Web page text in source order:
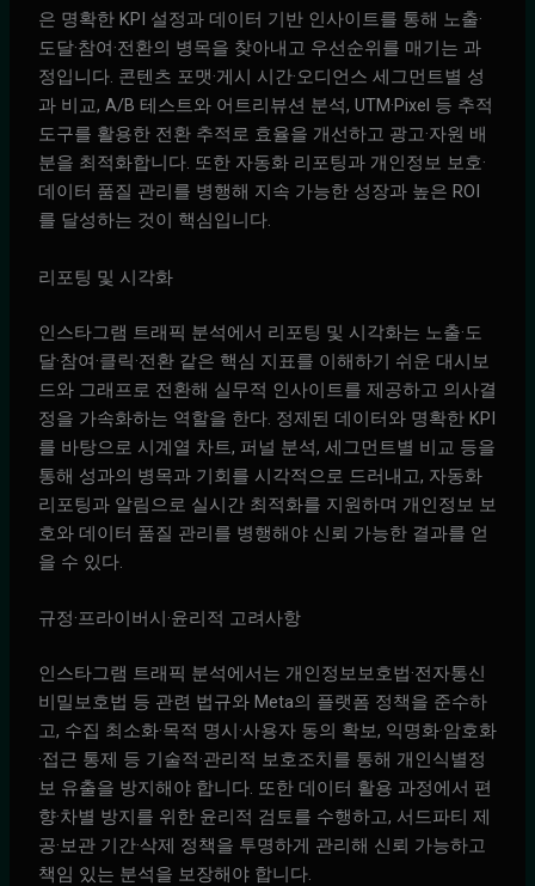
은 명확한 KPI 설정과 데이터 기반 인사이트를 통해 노출·
도달·참여·전환의 병목을 찾아내고 우선순위를 매기는 과
정입니다. 콘텐츠 포맷·게시 시간·오디언스 세그먼트별 성
과 비교, A/B 테스트와 어트리뷰션 분석, UTM·Pixel 등 추적
도구를 활용한 전환 추적로 효율을 개선하고 광고·자원 배
분을 최적화합니다. 또한 자동화 리포팅과 개인정보 보호·
데이터 품질 관리를 병행해 지속 가능한 성장과 높은 ROI
를 달성하는 것이 핵심입니다.
리포팅 및 시각화
인스타그램 트래픽 분석에서 리포팅 및 시각화는 노출·도
달·참여·클릭·전환 같은 핵심 지표를 이해하기 쉬운 대시보
드와 그래프로 전환해 실무적 인사이트를 제공하고 의사결
정을 가속화하는 역할을 한다. 정제된 데이터와 명확한 KPI
를 바탕으로 시계열 차트, 퍼널 분석, 세그먼트별 비교 등을
통해 성과의 병목과 기회를 시각적으로 드러내고, 자동화
리포팅과 알림으로 실시간 최적화를 지원하며 개인정보 보
호와 데이터 품질 관리를 병행해야 신뢰 가능한 결과를 얻
을 수 있다.
규정·프라이버시·윤리적 고려사항
인스타그램 트래픽 분석에서는 개인정보보호법·전자통신
비밀보호법 등 관련 법규와 Meta의 플랫폼 정책을 준수하
고, 수집 최소화·목적 명시·사용자 동의 확보, 익명화·암호화
·접근 통제 등 기술적·관리적 보호조치를 통해 개인식별정
보 유출을 방지해야 합니다. 또한 데이터 활용 과정에서 편
향·차별 방지를 위한 윤리적 검토를 수행하고, 서드파티 제
공·보관 기간·삭제 정책을 투명하게 관리해 신뢰 가능하고
책임 있는 분석을 보장해야 합니다.